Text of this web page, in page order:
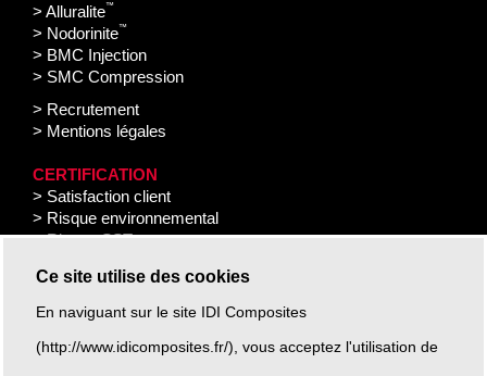
Ce site utilise des cookies
En naviguant sur le site IDI Composites
(http://www.idicomposites.fr/), vous acceptez l'utilisation de
> Alluralite™
> Nodorinite™
> BMC Injection
> SMC Compression
> Recrutement
> Mentions légales
CERTIFICATION
> Satisfaction client
> Risque environnemental
> Risque SST